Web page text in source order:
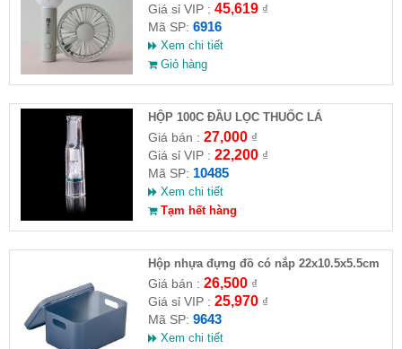
Giá sỉ VIP : 45,619₫
Mã SP: 6916
Xem chi tiết
Giỏ hàng
HỘP 100C ĐẦU LỌC THUỐC LÁ
Giá bán : 27,000₫
Giá sỉ VIP : 22,200₫
Mã SP: 10485
Xem chi tiết
Tạm hết hàng
Hộp nhựa đựng đồ có nắp 22x10.5x5.5cm
Giá bán : 26,500₫
Giá sỉ VIP : 25,970₫
Mã SP: 9643
Xem chi tiết